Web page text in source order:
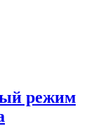
режим